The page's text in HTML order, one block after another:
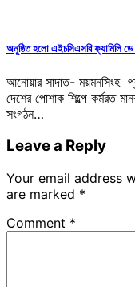
অনুষ্ঠিত হলো এইচসিএসবি ফ্যামিলি
আনোয়ার সাদাত- ময়মনসিংহ
দেশের পোশাক শিল্পে কর্মরত
সংগঠন…
Leave a Reply
Your email address
are marked *
Comment *